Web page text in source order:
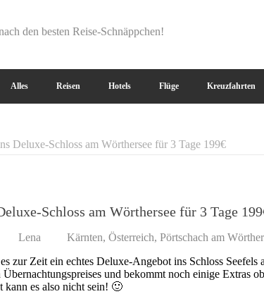
den besten Reise-Schnäppchen!
Alles Reisen Hotels Flüge Kreuzfahrten
Deluxe-Schloss am Wörthersee für 3 Tage 199€
Schloss am Wörthersee für 3 Tage
Lena Kärnten, Österreich, Pörtschach am
zur Zeit ein echtes Deluxe-Angebot ins Schloss
Übernachtungspreises und bekommt noch einige
kann es also nicht sein! 🙂